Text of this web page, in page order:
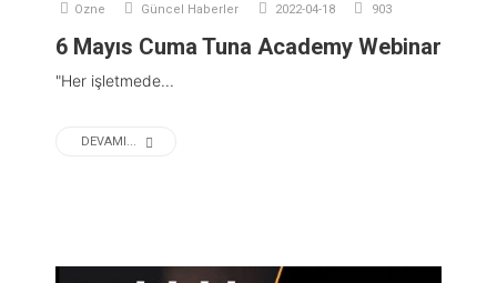
Ozne Güncel Haberler 2022-04-18 903
6 Mayıs Cuma Tuna Academy Webinar
"Her işletmede...
DEVAMI...